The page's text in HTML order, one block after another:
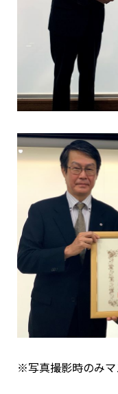
※写真撮影時のみマ